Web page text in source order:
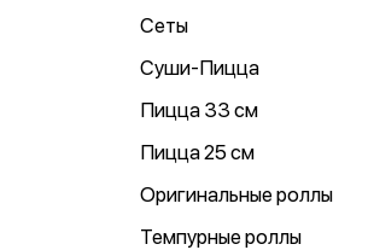
Сеты
Суши-Пицца
Пицца 33 см
Пицца 25 см
Оригинальные роллы
Темпурные роллы